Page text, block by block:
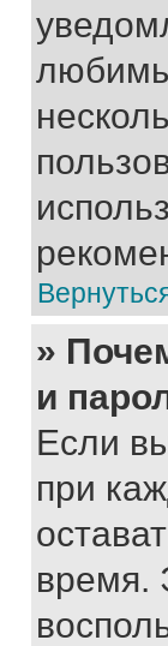
»
и
Если
при
время.